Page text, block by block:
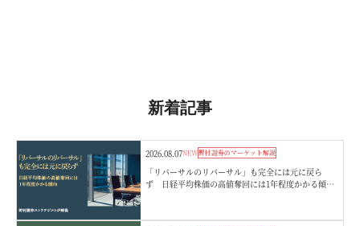
新着記事
2026.08.07NEW野村證券のマーケット解説
「リバーサルのリバーサル」も完全には元に戻ら
ず 日経平均株価の高値奪回には1年程度かかる傾